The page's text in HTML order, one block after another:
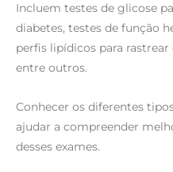
Incluem testes de glicose
diabetes, testes de função
perfis lipídicos para
entre outros.
Conhecer os diferentes
ajudar a compreender
desses exames.